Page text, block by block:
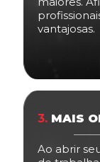
vantajosas.
3. MAIS
Ao abrir